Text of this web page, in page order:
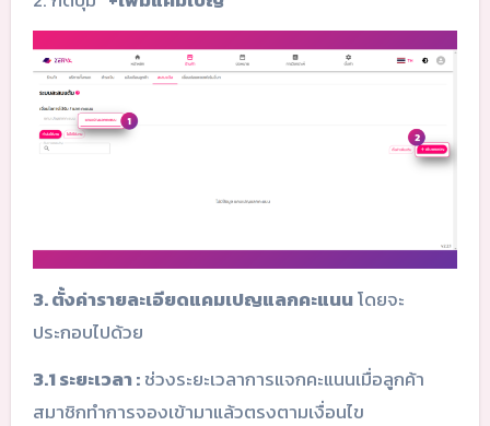
3. ตั้งค่ารายละเอียดแคมเปญแลกคะแนนโดยจะ
ประกอบไปด้วย
3.1 ระยะเวลา :ช่วงระยะเวลาการแจกคะแนนเมื่อลูกค้า
สมาชิกทำการจองเข้ามาแล้วตรงตามเงื่อนไข